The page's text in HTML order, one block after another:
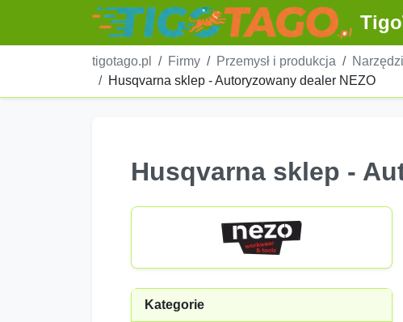
tigotago.pl Firmy Przemysł i produkcja
Husqvarna sklep - Autoryzowany dealer NEZO
Husqvarna sklep -
Kategorie